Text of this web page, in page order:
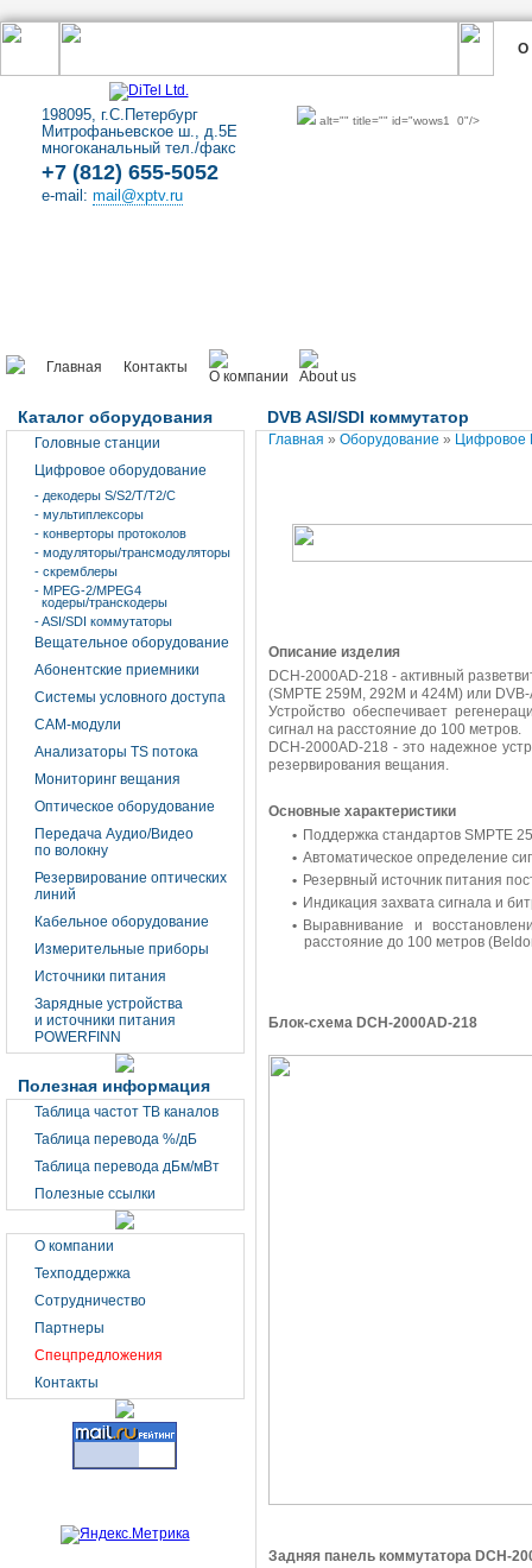
О
198095, г.С.Петербург
Митрофаньевское ш., д.5Е
многоканальный тел./факс
+7 (812) 655-5052
e-mail: mail@xptv.ru
alt="" title="" id="wows1_0"/>
Главная Контакты
Каталог оборудования
Головные станции
Цифровое оборудование
- декодеры S/S2/T/T2/C
- мультиплексоры
- конверторы протоколов
- модуляторы/трансмодуляторы
- скремблеры
- MPEG-2/MPEG4
кодеры/транскодеры
- ASI/SDI коммутаторы
Вещательное оборудование
Абонентские приемники
Системы условного доступа
CAM-модули
Анализаторы TS потока
Мониторинг вещания
Оптическое оборудование
Передача Аудио/Видео
по волокну
Резервирование оптических
линий
Кабельное оборудование
Измерительные приборы
Источники питания
Зарядные устройства
и источники питания
POWERFINN
Полезная информация
Таблица частот ТВ каналов
Таблица перевода %/дБ
Таблица перевода дБм/мВт
Полезные ссылки
О компании
Техподдержка
Сотрудничество
Партнеры
Спецпредложения
Контакты
DVB ASI/SDI коммутатор
Главная » Оборудование » Цифровое
Описание изделия
DCH-2000AD-218 - активный
(SMPTE 259M, 292M и 424M) или
Устройство обеспечивает
сигнал на расстояние до 100 метров.
DCH-2000AD-218 - это надежное
резервирования вещания.
Основные характеристики
Поддержка стандартов SMPTE
Автоматическое определение
Резервный источник питания
Индикация захвата сигнала и
Выравнивание и
расстояние до 100 метров
Блок-схема DCH-2000AD-218
Задняя панель коммутатора DCH-